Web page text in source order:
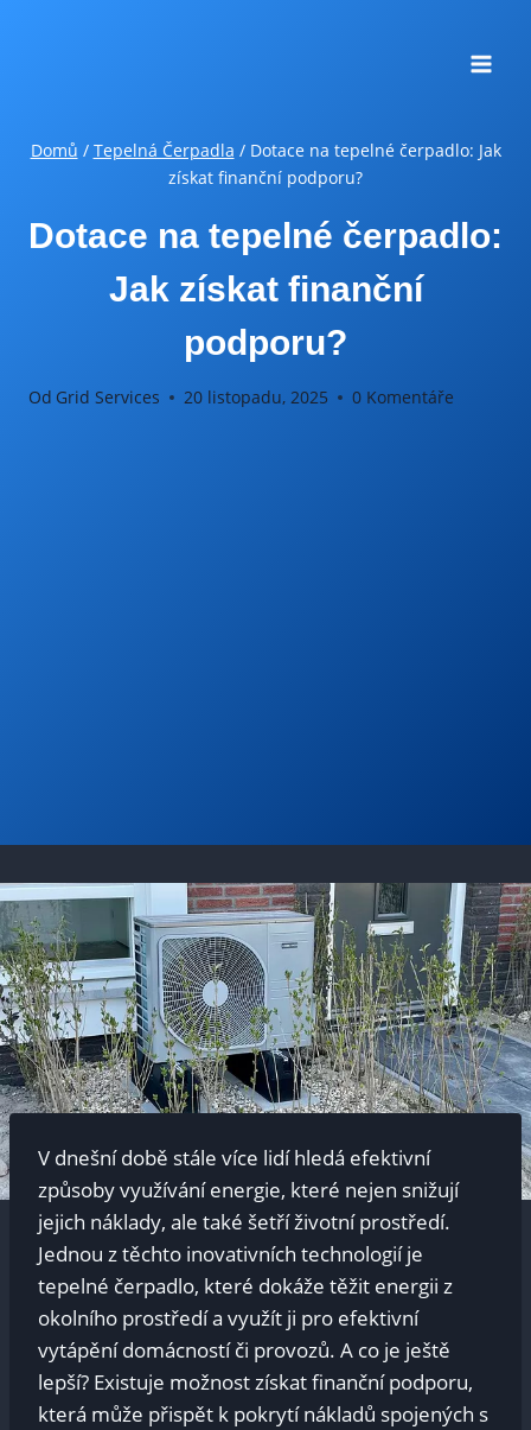
Domů / Tepelná Čerpadla / Dotace na tepelné čerpadlo: Jak
získat finanční podporu?
Dotace na tepelné čerpadlo:
Jak získat finanční
podporu?
Od Grid Services 20 listopadu, 2025 0 Komentáře
V dnešní době stále více lidí hledá efektivní
způsoby využívání energie, které nejen snižují
jejich náklady, ale také šetří životní prostředí.
Jednou z těchto inovativních technologií je
tepelné čerpadlo, které dokáže těžit energii z
okolního prostředí a využít ji pro efektivní
vytápění domácností či provozů. A co je ještě
lepší? Existuje možnost získat finanční podporu,
která může přispět k pokrytí nákladů spojených s